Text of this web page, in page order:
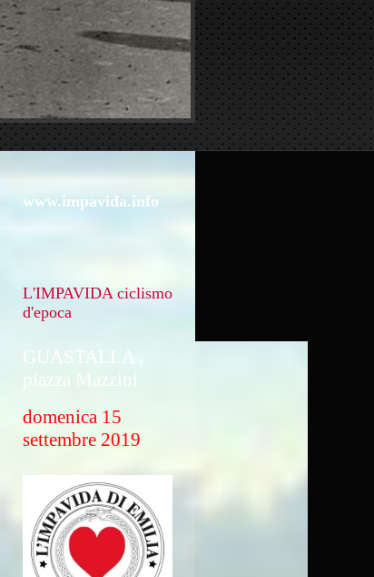
www.impavida.info
L'IMPAVIDA ciclismo
d'epoca
GUASTALLA ,
piazza Mazzini
domenica 15
settembre 2019